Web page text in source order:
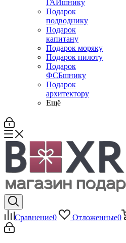
ГАИшнику
Подарок
подводнику
Подарок
капитану
Подарок моряку
Подарок пилоту
Подарок
ФСБшнику
Подарок
архитектору
Ещё
Сравнение0 Отложенные0